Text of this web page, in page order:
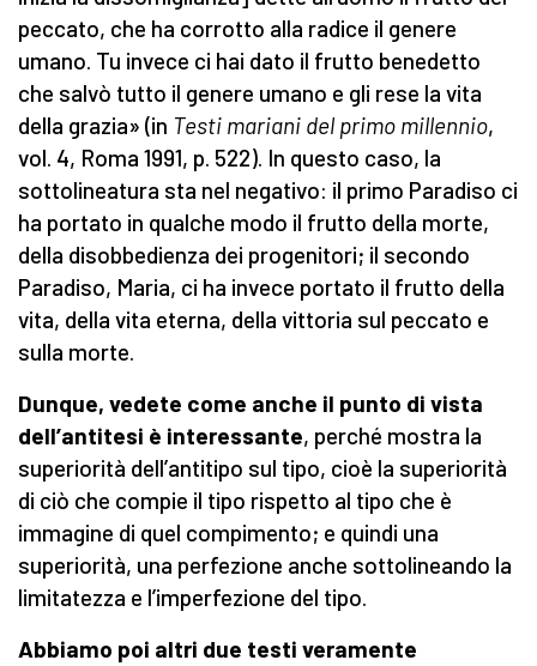
peccato, che ha corrotto alla radice il genere
umano. Tu invece ci hai dato il frutto benedetto
che salvò tutto il genere umano e gli rese la vita
della grazia» (in Testi mariani del primo millennio,
vol. 4, Roma 1991, p. 522). In questo caso, la
sottolineatura sta nel negativo: il primo Paradiso ci
ha portato in qualche modo il frutto della morte,
della disobbedienza dei progenitori; il secondo
Paradiso, Maria, ci ha invece portato il frutto della
vita, della vita eterna, della vittoria sul peccato e
sulla morte.
Dunque, vedete come anche il punto di vista
dell’antitesi è interessante, perché mostra la
superiorità dell’antitipo sul tipo, cioè la superiorità
di ciò che compie il tipo rispetto al tipo che è
immagine di quel compimento; e quindi una
superiorità, una perfezione anche sottolineando la
limitatezza e l’imperfezione del tipo.
Abbiamo poi altri due testi veramente